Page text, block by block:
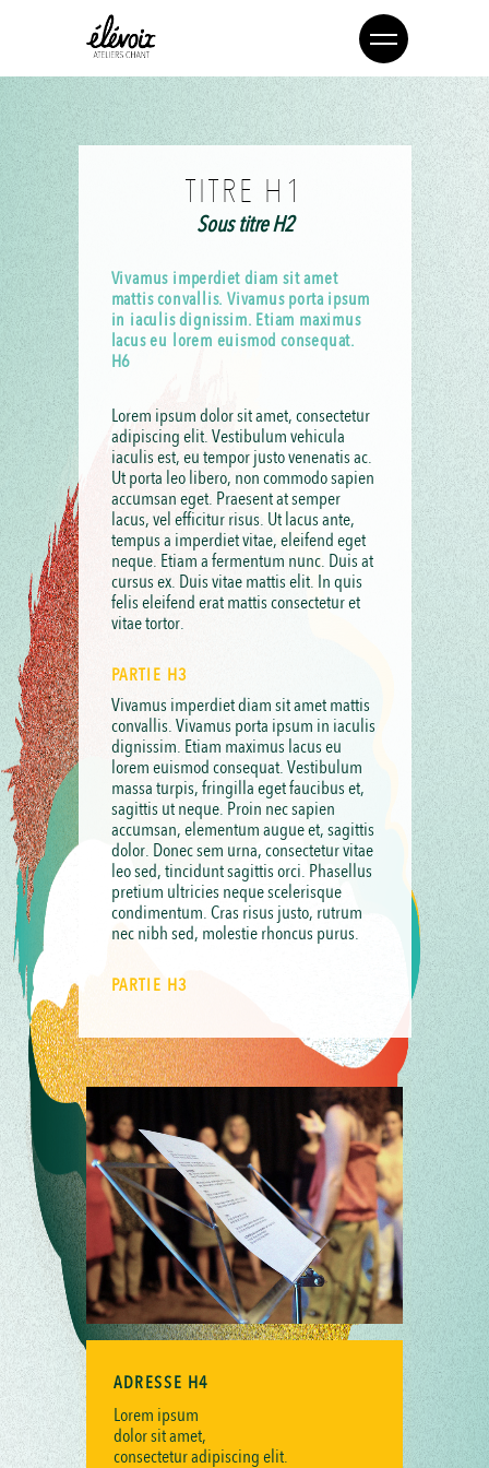
TITRE H1
Sous titre H2
Vivamus imperdiet diam sit amet
mattis convallis. Vivamus porta ipsum
in iaculis dignissim. Etiam maximus
lacus eu lorem euismod consequat.
H6
Lorem ipsum dolor sit amet, consectetur
adipiscing elit. Vestibulum vehicula
iaculis est, eu tempor justo venenatis ac.
Ut porta leo libero, non commodo sapien
accumsan eget. Praesent at semper
lacus, vel efficitur risus. Ut lacus ante,
tempus a imperdiet vitae, eleifend eget
neque. Etiam a fermentum nunc. Duis at
cursus ex. Duis vitae mattis elit. In quis
felis eleifend erat mattis consectetur et
vitae tortor.
PARTIE H3
Vivamus imperdiet diam sit amet mattis
convallis. Vivamus porta ipsum in iaculis
dignissim. Etiam maximus lacus eu
lorem euismod consequat. Vestibulum
massa turpis, fringilla eget faucibus et,
sagittis ut neque. Proin nec sapien
accumsan, elementum augue et, sagittis
dolor. Donec sem urna, consectetur vitae
leo sed, tincidunt sagittis orci. Phasellus
pretium ultricies neque scelerisque
condimentum. Cras risus justo, rutrum
nec nibh sed, molestie rhoncus purus.
PARTIE H3
ADRESSE H4
Lorem ipsum
dolor sit amet,
consectetur adipiscing elit.